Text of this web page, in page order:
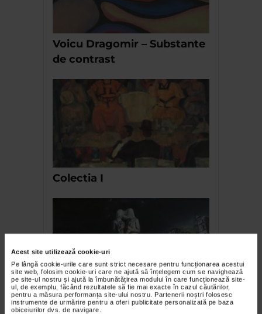
Acest site utilizează cookie-uri
Pe lângă cookie-urile care sunt strict necesare pentru funcționarea acestui
site web, folosim cookie-uri care ne ajută să înțelegem cum se navighează
pe site-ul nostru și ajută la îmbunătățirea modului în care funcționează site-
ul, de exemplu, făcând rezultatele să fie mai exacte în cazul căutărilor,
pentru a măsura performanța site-ului nostru. Partenerii noștri folosesc
instrumente de urmărire pentru a oferi publicitate personalizată pe baza
obiceiurilor dvs. de navigare.
Voicu Dragomir – Substante
de contrast
Colectia I
The Error de Andrei Gamart